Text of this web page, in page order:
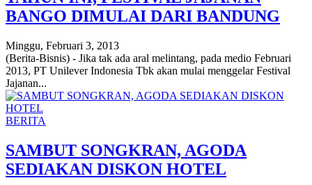
BANGO DIMULAI DARI BANDUNG
Minggu, Februari 3, 2013
(Berita-Bisnis) - Jika tak ada aral melintang, pada medio Februari
2013, PT Unilever Indonesia Tbk akan mulai menggelar Festival
Jajanan...
BERITA
SAMBUT SONGKRAN, AGODA
SEDIAKAN DISKON HOTEL